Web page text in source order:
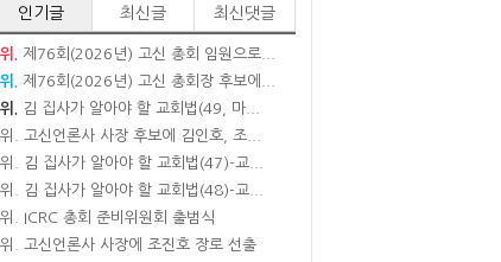
인기글 최신글 최신댓글
.
제76회(2026년) 고신 총회 임원으로...
.
제76회(2026년) 고신 총회장 후보에...
.
김 집사가 알아야 할 교회법(49, 마...
.
고신언론사 사장 후보에 김인호, 조...
.
김 집사가 알아야 할 교회법(47)-교...
.
김 집사가 알아야 할 교회법(48)-교...
.
ICRC 총회 준비위원회 출범식
.
고신언론사 사장에 조진호 장로 선출